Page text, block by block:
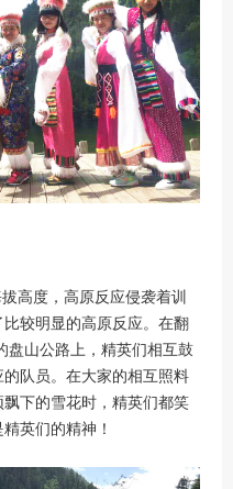
高度，高原反应侵袭着训
较明显的高原反应。在翻
盘山公路上，精英们相互鼓
队员。在大家的相互照料
下的雪花时，精英们都笑
英们的精神！